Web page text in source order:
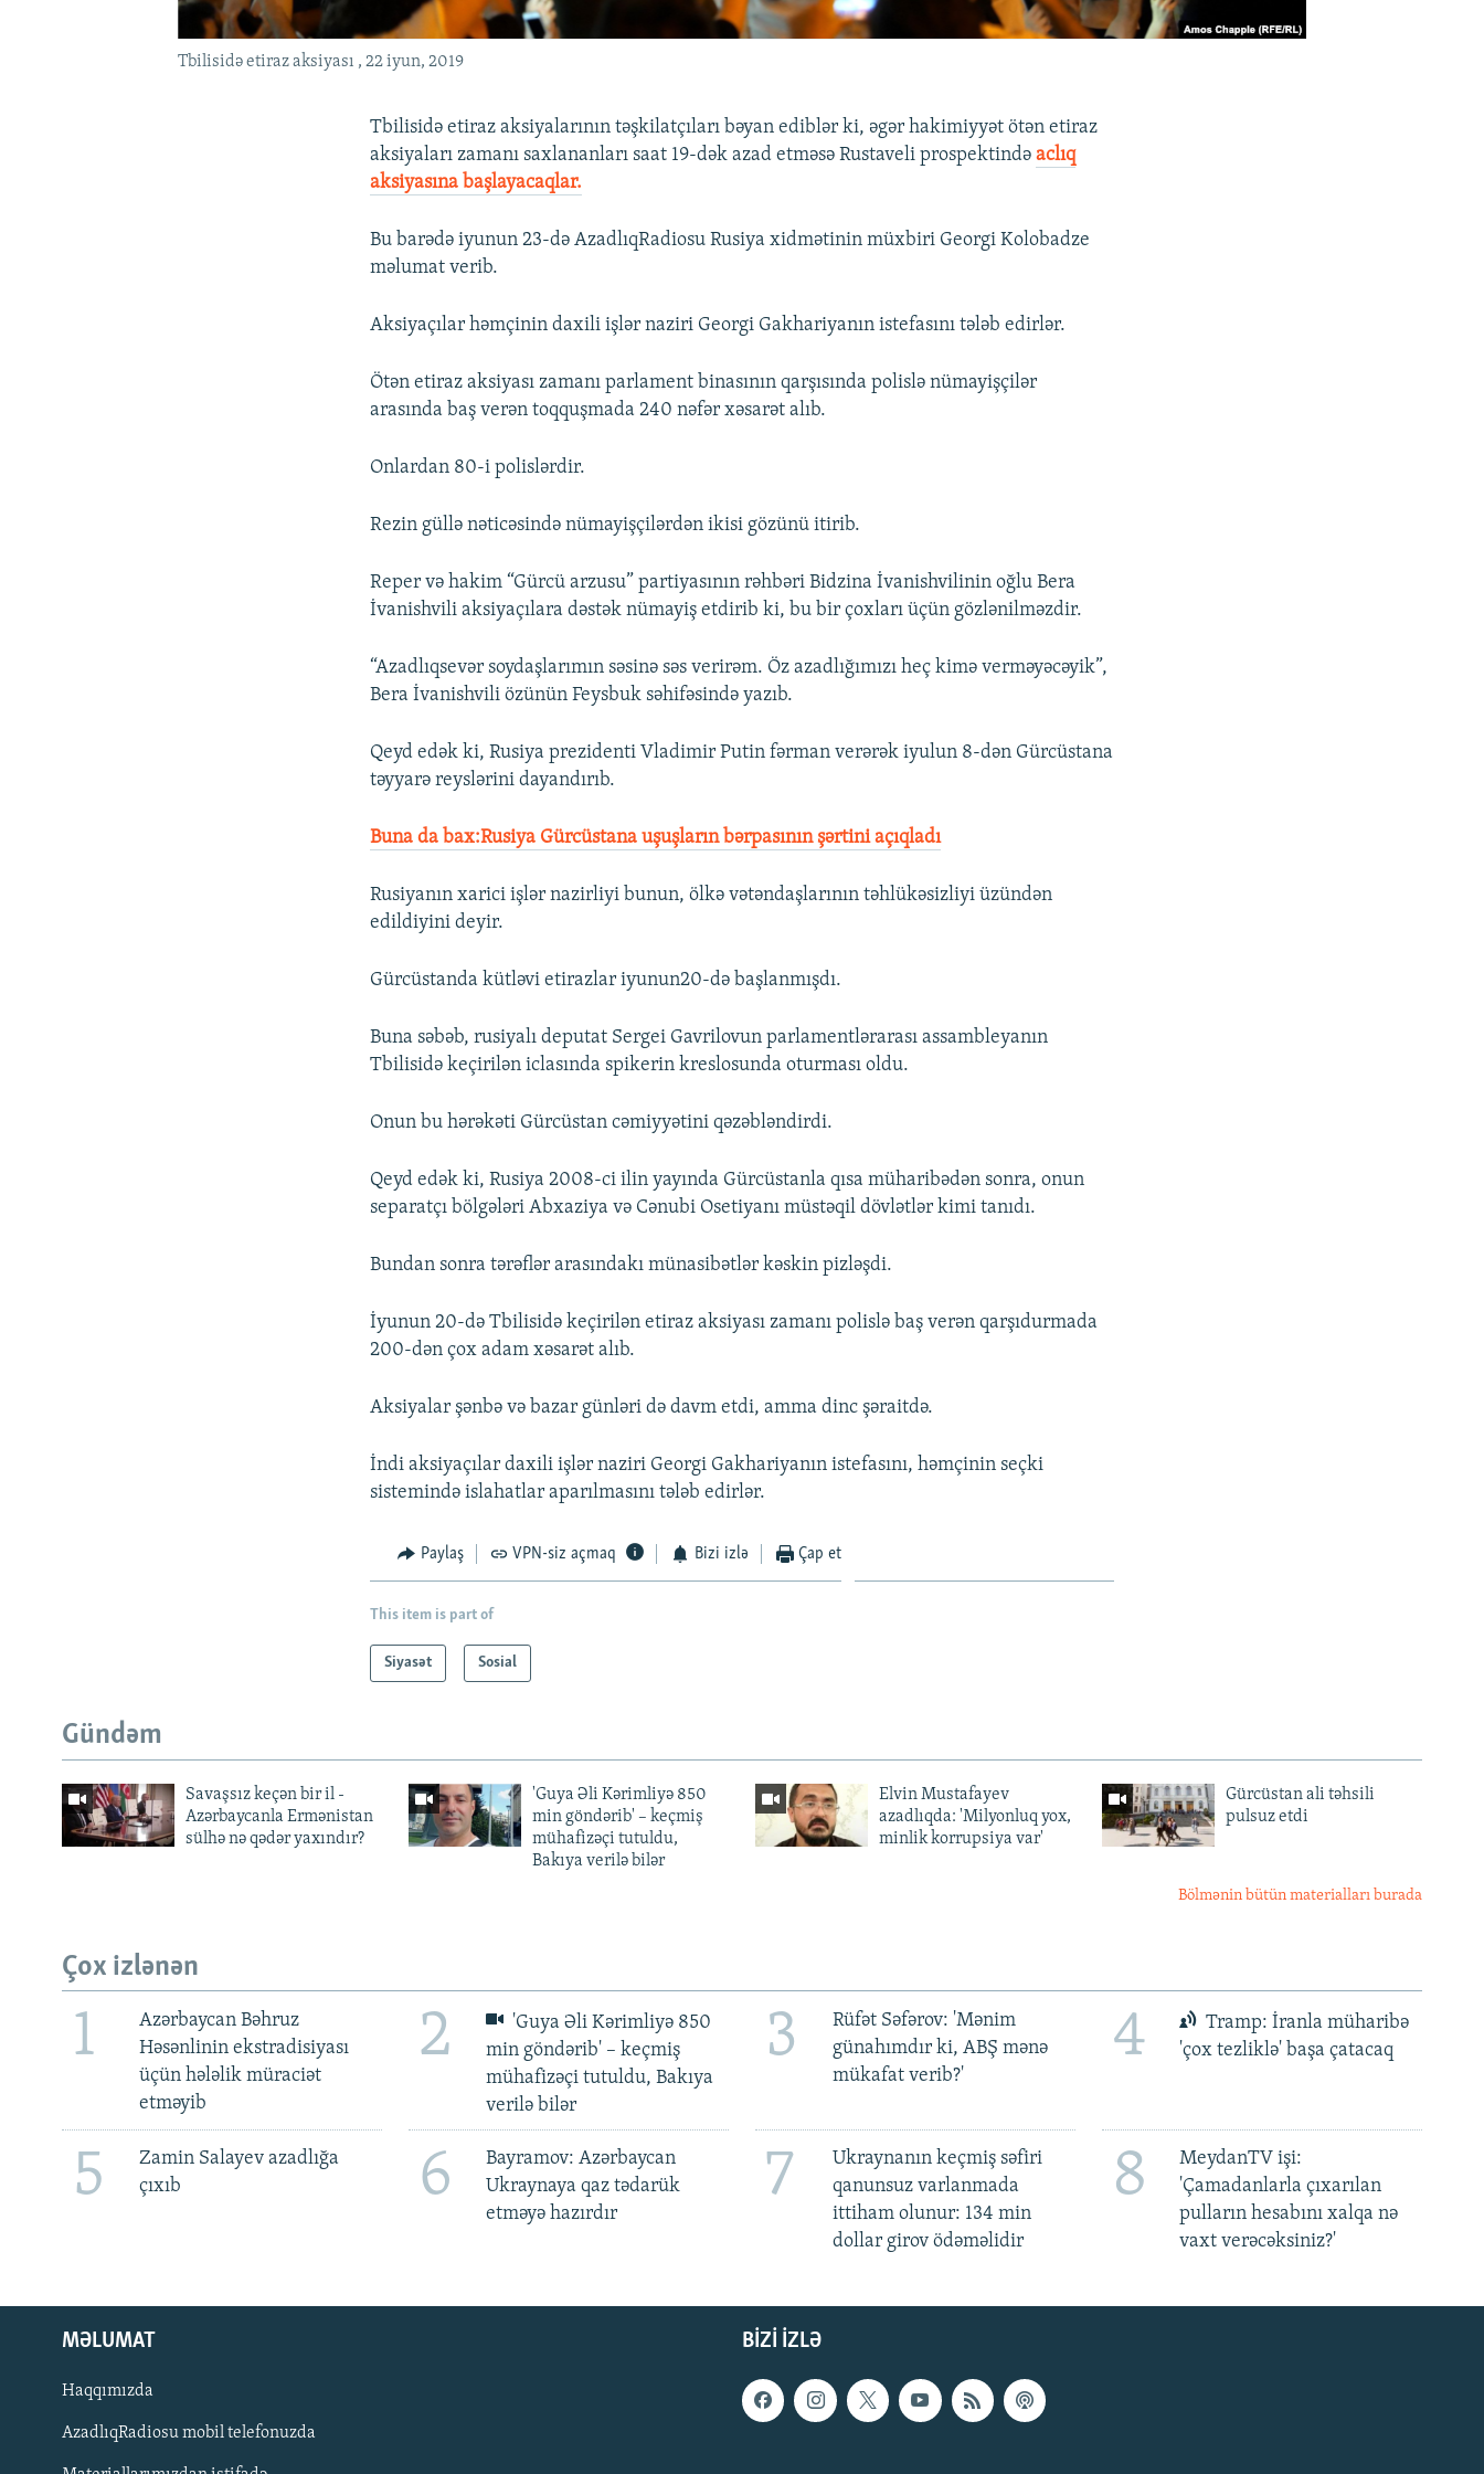
Tbilisidə etiraz aksiyası , 22 iyun, 2019
Tbilisidə etiraz aksiyalarının təşkilatçıları bəyan ediblər ki, əgər hakimiyyət ötən etiraz
aksiyaları zamanı saxlananları saat 19-dək azad etməsə Rustaveli prospektindəaclıq
aksiyasına başlayacaqlar.
Bu barədə iyunun 23-də AzadlıqRadiosu Rusiya xidmətinin müxbiri Georgi Kolobadze
məlumat verib.
Aksiyaçılar həmçinin daxili işlər naziri Georgi Gakhariyanın istefasını tələb edirlər.
Ötən etiraz aksiyası zamanı parlament binasının qarşısında polislə nümayişçilər
arasında baş verən toqquşmada 240 nəfər xəsarət alıb.
Onlardan 80-i polislərdir.
Rezin güllə nəticəsində nümayişçilərdən ikisi gözünü itirib.
Reper və hakim “Gürcü arzusu” partiyasının rəhbəri Bidzina İvanishvilinin oğlu Bera
İvanishvili aksiyaçılara dəstək nümayiş etdirib ki, bu bir çoxları üçün gözlənilməzdir.
“Azadlıqsevər soydaşlarımın səsinə səs verirəm. Öz azadlığımızı heç kimə verməyəcəyik”,
Bera İvanishvili özünün Feysbuk səhifəsində yazıb.
Qeyd edək ki, Rusiya prezidenti Vladimir Putin fərman verərək iyulun 8-dən Gürcüstana
təyyarə reyslərini dayandırıb.
Buna da bax:Rusiya Gürcüstana uşuşların bərpasının şərtini açıqladı
Rusiyanın xarici işlər nazirliyi bunun, ölkə vətəndaşlarının təhlükəsizliyi üzündən
edildiyini deyir.
Gürcüstanda kütləvi etirazlar iyunun20-də başlanmışdı.
Buna səbəb, rusiyalı deputat Sergei Gavrilovun parlamentlərarası assambleyanın
Tbilisidə keçirilən iclasında spikerin kreslosunda oturması oldu.
Onun bu hərəkəti Gürcüstan cəmiyyətini qəzəbləndirdi.
Qeyd edək ki, Rusiya 2008-ci ilin yayında Gürcüstanla qısa müharibədən sonra, onun
separatçı bölgələri Abxaziya və Cənubi Osetiyanı müstəqil dövlətlər kimi tanıdı.
Bundan sonra tərəflər arasındakı münasibətlər kəskin pizləşdi.
İyunun 20-də Tbilisidə keçirilən etiraz aksiyası zamanı polislə baş verən qarşıdurmada
200-dən çox adam xəsarət alıb.
Aksiyalar şənbə və bazar günləri də davm etdi, amma dinc şəraitdə.
İndi aksiyaçılar daxili işlər naziri Georgi Gakhariyanın istefasını, həmçinin seçki
sistemində islahatlar aparılmasını tələb edirlər.
Paylaş VPN-siz açmaq Bizi izlə Çap et
This item is part of
Siyasət Sosial
Gündəm
Savaşsız keçən bir il -
Azərbaycanla Ermənistan
sülhə nə qədər yaxındır?
'Guya Əli Kərimliyə 850
min göndərib' – keçmiş
mühafizəçi tutuldu,
Bakıya verilə bilər
Elvin Mustafayev
azadlıqda: 'Milyonluq yox,
minlik korrupsiya var'
Gürcüstan ali təhsili
pulsuz etdi
Bölmənin bütün materialları burada
Çox izlənən
1
Azərbaycan Bəhruz
Həsənlinin ekstradisiyası
üçün hələlik müraciət
etməyib
2
'Guya Əli Kərimliyə 850
min göndərib' – keçmiş
mühafizəçi tutuldu, Bakıya
verilə bilər
3
Rüfət Səfərov: 'Mənim
günahımdır ki, ABŞ mənə
mükafat verib?'
4
Tramp: İranla müharibə
'çox tezliklə' başa çatacaq
5
Zamin Salayev azadlığa
çıxıb
6
Bayramov: Azərbaycan
Ukraynaya qaz tədarük
etməyə hazırdır
7
Ukraynanın keçmiş səfiri
qanunsuz varlanmada
ittiham olunur: 134 min
dollar girov ödəməlidir
8
MeydanTV işi:
'Çamadanlarla çıxarılan
pulların hesabını xalqa nə
vaxt verəcəksiniz?'
BIZI IZLƏ
MƏLUMAT
Haqqımızda
AzadlıqRadiosu mobil telefonuzda